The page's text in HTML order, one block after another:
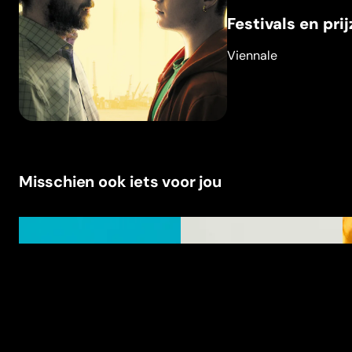
Festivals en
Viennale
Misschien ook iets voor jou